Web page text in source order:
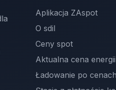
Aplikacja ZAspot
O sdil
Ceny spot
Aktualna cena energii
Ładowanie po